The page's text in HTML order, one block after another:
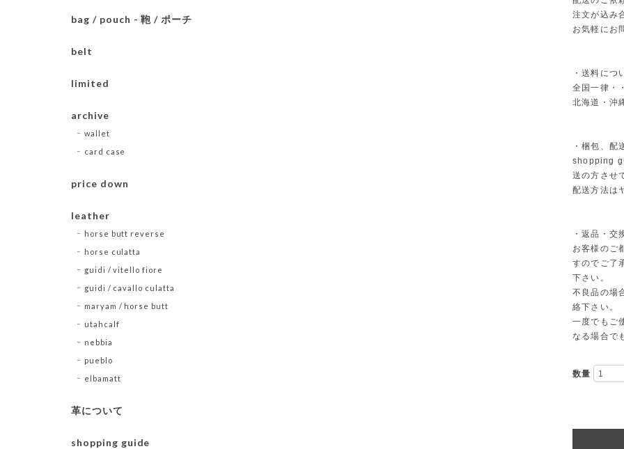
注文が込み
お気軽にお
・送料につ
全国一律・
北海道・沖
・梱包、配
shopping
送の方させ
配送方法は
・返品・交
お客様のご
すのでご了
下さい。
不良品の場
絡下さい。
一度でもご
なる場合で
数量
bag / pouch - 鞄 / ポーチ
belt
limited
archive
wallet
card case
price down
leather
horse butt reverse
horse culatta
guidi / vitello fiore
guidi / cavallo culatta
maryam / horse butt
utahcalf
nebbia
pueblo
elbamatt
革について
shopping guide